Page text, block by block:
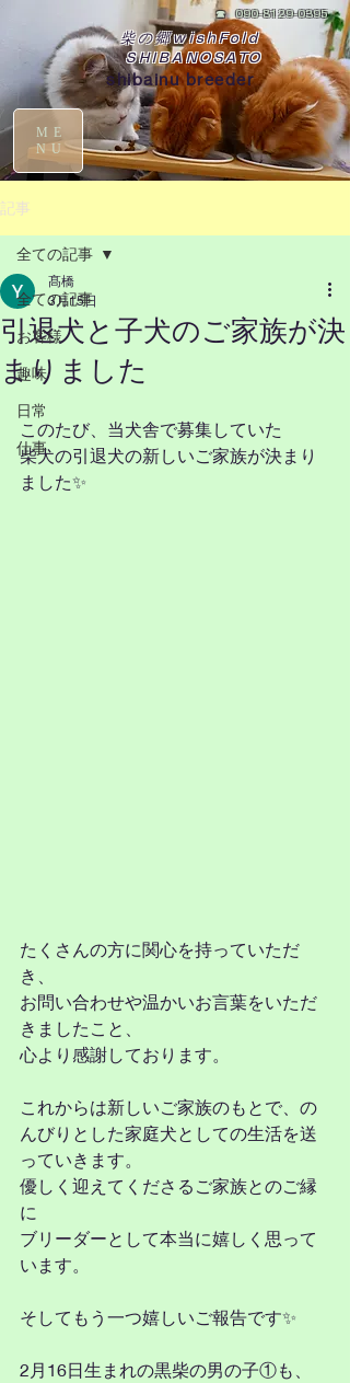
☎090-8129-0395
柴の郷wishFold
SHIBANOSATO
shibainu breeder
ME
NU
記事
全ての記事
お客様
趣味
日常
仕事
全ての記事
引退犬と子犬のご家族が決
まりました
髙橋
3月15日
このたび、当犬舎で募集していた
柴犬の引退犬の新しいご家族が決まり
ました✨
たくさんの方に関心を持っていただ
き、
お問い合わせや温かいお言葉をいただ
きましたこと、
心より感謝しております。
これからは新しいご家族のもとで、の
んびりとした家庭犬としての生活を送
っていきます。
優しく迎えてくださるご家族とのご縁
に
ブリーダーとして本当に嬉しく思って
います。
そしてもう一つ嬉しいご報告です✨
2月16日生まれの黒柴の男の子①も、